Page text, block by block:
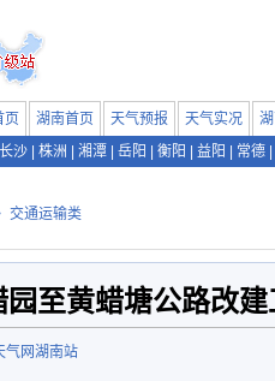
页 湖南首页 天气预报 天气实况
长沙
株洲 湘潭 岳阳 衡阳 益阳 常德
交通运输类
至黄蜡塘公路改
气网湖南站